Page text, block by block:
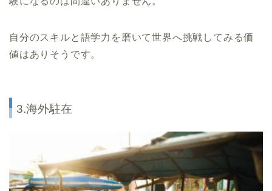
自分のスキルと語学力を磨いて世界へ挑戦してみる価
値はありそうです。
3.海外駐在